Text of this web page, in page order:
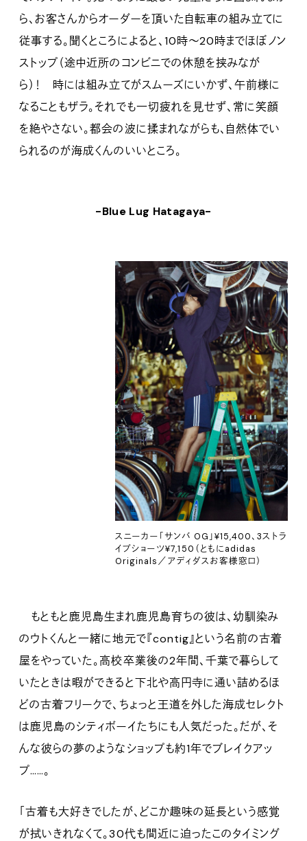
ら、お客さんからオーダーを頂いた自転車の組み立てに
従事する。聞くところによると、10時〜20時までほぼノン
ストップ（途中近所のコンビニでの休憩を挟みなが
ら）！ 時には組み立てがスムーズにいかず、午前様に
なることもザラ。それでも一切疲れを見せず、常に笑顔
を絶やさない。都会の波に揉まれながらも、自然体でい
られるのが海成くんのいいところ。
-Blue Lug Hatagaya-
スニーカー「サンバ OG」¥15,400、3ストラ
イプショーツ¥7,150（ともにadidas
Originals／アディダスお客様窓口）
もともと鹿児島生まれ鹿児島育ちの彼は、幼馴染み
のウトくんと一緒に地元で『contig』という名前の古着
屋をやっていた。高校卒業後の2年間、千葉で暮らして
いたときは暇ができると下北や高円寺に通い詰めるほ
どの古着フリークで、ちょっと王道を外した海成セレクト
は鹿児島のシティボーイたちにも人気だった。だが、そ
んな彼らの夢のようなショップも約1年でブレイクアッ
プ……。
「古着も大好きでしたが、どこか趣味の延長という感覚
が拭いきれなくて。30代も間近に迫ったこのタイミング